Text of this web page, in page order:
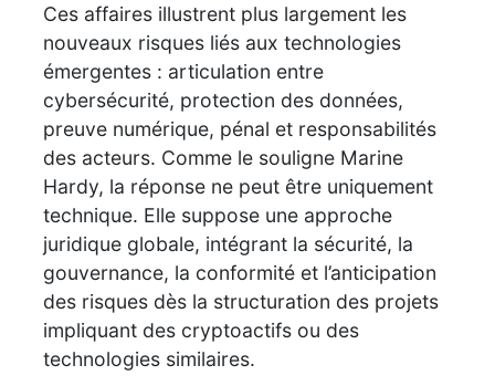
Ces affaires illustrent plus largement les
nouveaux risques liés aux technologies
émergentes : articulation entre
cybersécurité, protection des données,
preuve numérique, pénal et responsabilités
des acteurs. Comme le souligne Marine
Hardy, la réponse ne peut être uniquement
technique. Elle suppose une approche
juridique globale, intégrant la sécurité, la
gouvernance, la conformité et l’anticipation
des risques dès la structuration des projets
impliquant des cryptoactifs ou des
technologies similaires.